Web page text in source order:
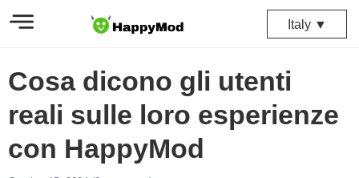
Italy ▼
Cosa dicono gli utenti
reali sulle loro esperienze
con HappyMod